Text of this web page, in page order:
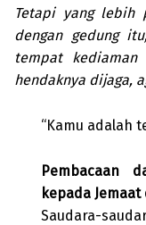
Tetapi yang lebih
dengan gedung
tempat
hendaknya dijaga,
“Kamu adalah
Pembacaan
kepada
Saudara-